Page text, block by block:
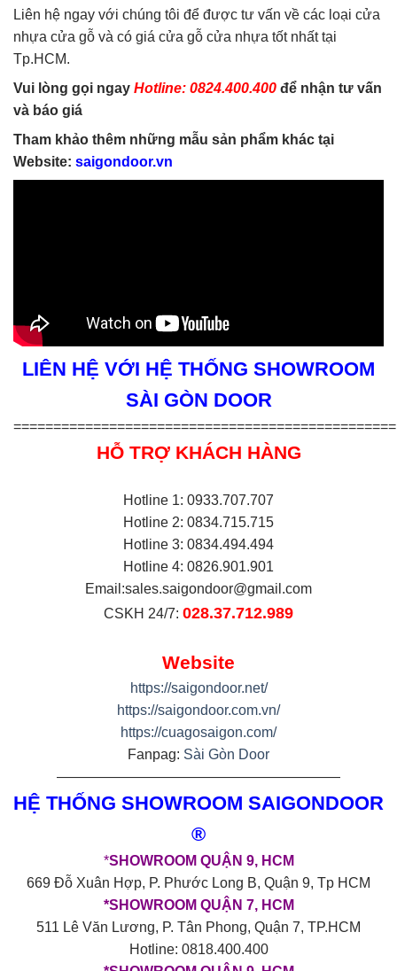
Liên hệ ngay với chúng tôi để được tư vấn về các loại cửa
nhựa cửa gỗ và có giá cửa gỗ cửa nhựa tốt nhất tại
Tp.HCM.
Vui lòng gọi ngay Hotline: 0824.400.400 để nhận tư vấn
và báo giá
Tham khảo thêm những mẫu sản phẩm khác tại
Website: saigondoor.vn
LIÊN HỆ VỚI HỆ THỐNG SHOWROOM
SÀI GÒN DOOR
================================================
HỖ TRỢ KHÁCH HÀNG
Hotline 1: 0933.707.707
Hotline 2: 0834.715.715
Hotline 3: 0834.494.494
Hotline 4: 0826.901.901
Email:sales.saigondoor@gmail.com
CSKH 24/7: 028.37.712.989
Website
https://saigondoor.net/
https://saigondoor.com.vn/
https://cuagosaigon.com/
Fanpag: Sài Gòn Door
————————————————————
HỆ THỐNG SHOWROOM SAIGONDOOR
®
*SHOWROOM QUẬN 9, HCM
669 Đỗ Xuân Hợp, P. Phước Long B, Quận 9, Tp HCM
*SHOWROOM QUẬN 7, HCM
511 Lê Văn Lương, P. Tân Phong, Quận 7, TP.HCM
Hotline: 0818.400.400